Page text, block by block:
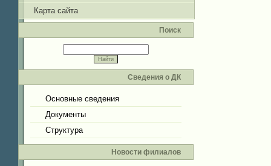
Карта сайта
Поиск
Сведения о ДК
Основные сведения
Документы
Структура
Новости филиалов